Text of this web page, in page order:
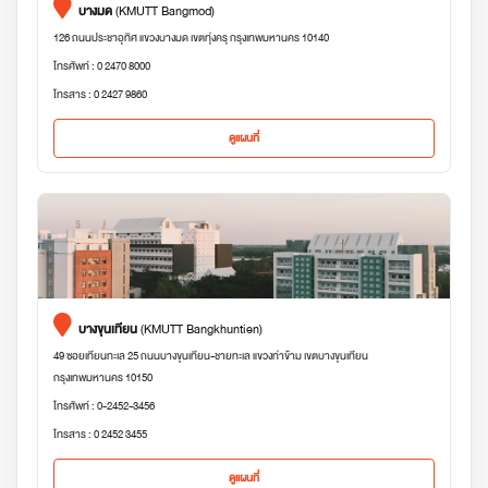
บางมด(KMUTT Bangmod)
126 ถนนประชาอุทิศ แขวงบางมด เขตทุ่งครุ กรุงเทพมหานคร 10140
โทรศัพท์ : 0 2470 8000
โทรสาร : 0 2427 9860
ดูแผนที่
บางขุนเทียน(KMUTT Bangkhuntien)
49 ซอยเทียนทะเล 25 ถนนบางขุนเทียน-ชายทะเล แขวงท่าข้าม เขตบางขุนเทียน
กรุงเทพมหานคร 10150
โทรศัพท์ : 0-2452-3456
โทรสาร : 0 2452 3455
ดูแผนที่